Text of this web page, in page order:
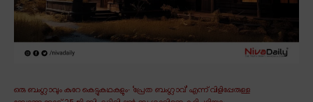
ഒരു ബംഗ്ലാവും കുറേ കെട്ടുകഥകളും∙ ‘പ്രേത ബംഗ്ലാവ്’ എന്ന് വിളിപ്പേരുള്ള